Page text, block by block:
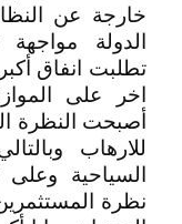
خارجة عن
الدولة
تطلبت انفاق
اخر على
أصبحت النظرة
للارهاب
السياحية
نظرة